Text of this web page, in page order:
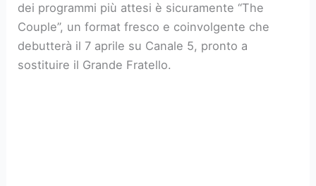
dei programmi più attesi è sicuramente “The
Couple”, un format fresco e coinvolgente che
debutterà il 7 aprile su Canale 5, pronto a
sostituire il Grande Fratello.